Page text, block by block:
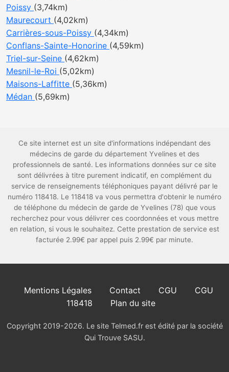
Poissy (3,74km)
Maurecourt (4,02km)
Carrières-sous-Poissy (4,34km)
Conflans-Sainte-Honorine (4,59km)
Triel-sur-Seine (4,62km)
Mesnil-le-Roi (5,02km)
Maisons-Laffitte (5,36km)
Médan (5,69km)
Ce site internet est un site d'informations indépendant des
médecins de garde du département Yvelines et des
professionnels de santé. Les informations données sur ce site
sont délivrées à titre purement indicatif, en complément du
service de renseignements téléphoniques payant délivré par le
numéro 118418. Le 118418 va vous permettra d'obtenir le numéro
de téléphone du médecin de garde de Yvelines (78) que vous
recherchez pour vous délivrer ces coordonnées et vous mettre
en relation, si vous le souhaitez. Cette prestation de service est
facturée 2.99€ par appel puis 2.99€ par minute.
Mentions Légales Contact CGU
CGU
118418
Plan du site
Copyright 2019-2026. Le site Telmed.fr est édité par la société
Qui Trouve SASU.